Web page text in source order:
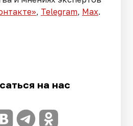
, Telegram, Мах.
на нас